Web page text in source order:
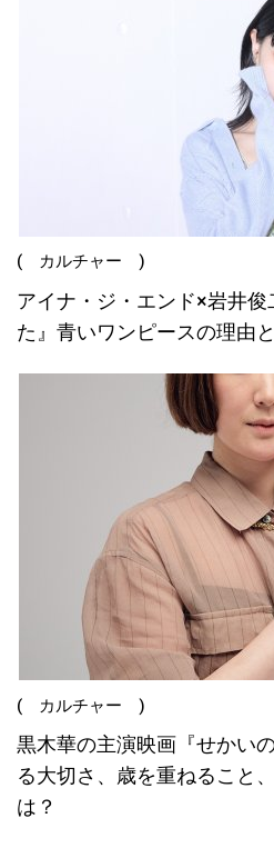
( カルチャー )
アイナ・ジ・エンド×岩井俊
た』青いワンピースの理由
( カルチャー )
黒木華の主演映画『せかい
る大切さ、歳を重ねること
は？